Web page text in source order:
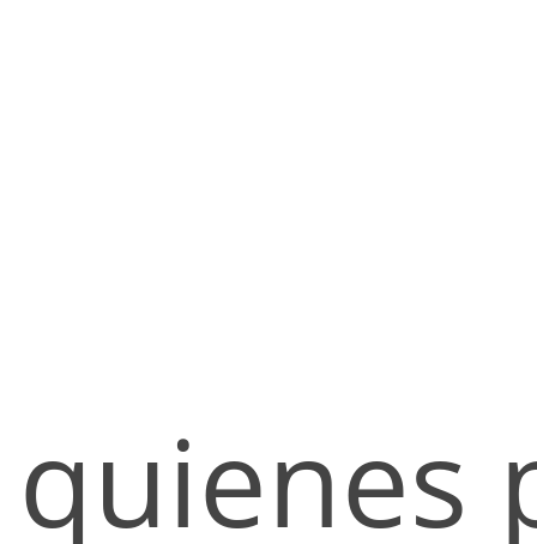
quienes